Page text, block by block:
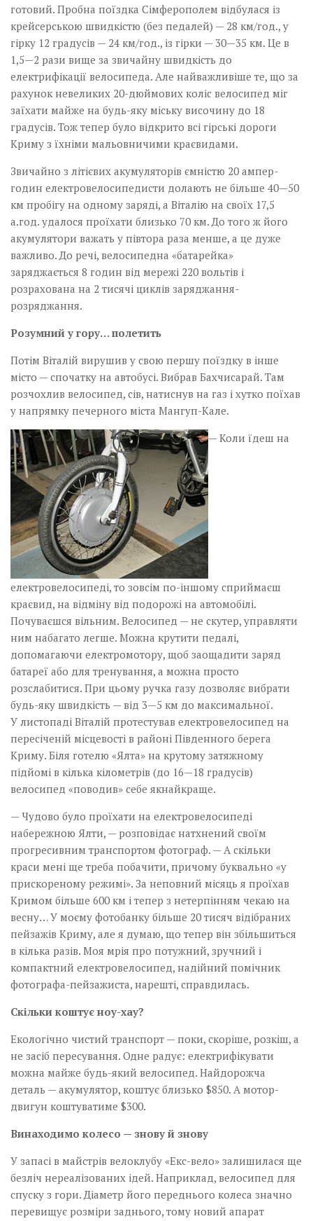
готовий. Пробна поїздка Сімферополем відбулася із
крейсерською швидкістю (без педалей) — 28 км/год., у
гірку 12 градусів — 24 км/год., із гірки — 30—35 км. Це в
1,5—2 рази вище за звичайну швидкість до
електрифікації велосипеда. Але найважливіше те, що за
рахунок невеликих 20-дюймових коліс велосипед міг
заїхати майже на будь-яку міську височину до 18
градусів. Тож тепер було відкрито всі гірські дороги
Криму з їхніми мальовничими краєвидами.
Звичайно з літієвих акумуляторів ємністю 20 ампер-
годин електровелосипедисти долають не більше 40—50
км пробігу на одному заряді, а Віталію на своїх 17,5
а.год. удалося проїхати близько 70 км. До того ж його
акумулятори важать у півтора раза менше, а це дуже
важливо. До речі, велосипедна «батарейка»
заряджається 8 годин від мережі 220 вольтів і
розрахована на 2 тисячі циклів заряджання-
розряджання.
Розумний у гору… полетить
Потім Віталій вирушив у свою першу поїздку в інше
місто — спочатку на автобусі. Вибрав Бахчисарай. Там
розчохлив велосипед, сів, натиснув на газ і хутко поїхав
у напрямку печерного міста Мангуп-Кале.
— Коли їдеш на
електровелосипеді, то зовсім по-іншому сприймаєш
краєвид, на відміну від подорожі на автомобілі.
Почуваєшся вільним. Велосипед — не скутер, управляти
ним набагато легше. Можна крутити педалі,
допомагаючи електромотору, щоб заощадити заряд
батареї або для тренування, а можна просто
розслабитися. При цьому ручка газу дозволяє вибрати
будь-яку швидкість — від 3—5 км до максимальної.
У листопаді Віталій протестував електровелосипед на
пересіченій місцевості в районі Південного берега
Криму. Біля готелю «Ялта» на крутому затяжному
підйомі в кілька кілометрів (до 16—18 градусів)
велосипед «поводив» себе якнайкраще.
— Чудово було проїхати на електровелосипеді
набережною Ялти, — розповідає натхнений своїм
прогресивним транспортом фотограф. — А скільки
краси мені ще треба побачити, причому буквально «у
прискореному режимі». За неповний місяць я проїхав
Кримом більше 600 км і тепер з нетерпінням чекаю на
весну… У моєму фотобанку більше 20 тисяч відібраних
пейзажів Криму, але я думаю, що тепер він збільшиться
в кілька разів. Моя мрія про потужний, зручний і
компактний електровелосипед, надійний помічник
фотографа-пейзажиста, нарешті, справдилась.
Скільки коштує ноу-хау?
Екологічно чистий транспорт — поки, скоріше, розкіш, а
не засіб пересування. Одне радує: електрифікувати
можна майже будь-який велосипед. Найдорожча
деталь — акумулятор, коштує близько $850. А мотор-
двигун коштуватиме $300.
Винаходимо колесо — знову й знову
У запасі в майстрів велоклубу «Екс-вело» залишилася ще
безліч нереалізованих ідей. Наприклад, велосипед для
спуску з гори. Діаметр його переднього колеса значно
перевищує розміри заднього, тому новий апарат